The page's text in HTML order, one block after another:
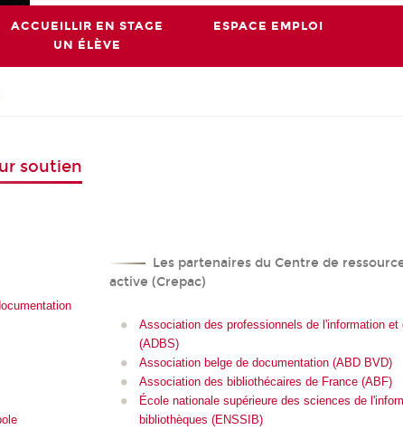
ACCUEILLIR EN STAGE
UN ÉLÈVE
ESPACE EMPLOI
soutien
Les partenaires du Centre de
active (Crepac)
Association des professionnels de l'information et
(ADBS)
Association belge de documentation (ABD BVD)
Association des bibliothécaires de France (ABF)
École nationale supérieure des sciences de
bibliothèques (ENSSIB)